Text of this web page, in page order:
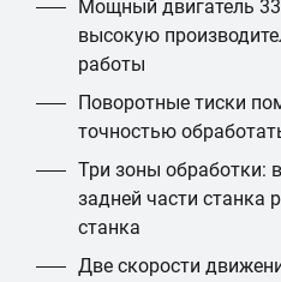
Мощный двигатель
высокую
работы
Поворотные тиски
точностью
Три зоны обработки:
задней части станка
станка
Две скорости